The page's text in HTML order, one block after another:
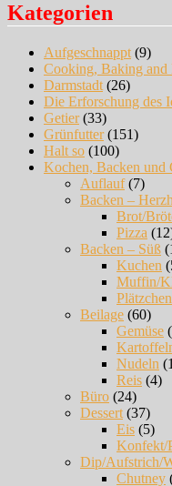
Kategorien
Aufgeschnappt (9)
Cooking, Baking and
Darmstadt (26)
Die Erforschung des
Getier(33)
Grünfutter(151)
Halt so (100)
Kochen, Backen und
Auflauf(7)
Backen –
Brot/
Pizza
Backen – Süß
Kuchen
Muffin/
Plätzchen
Beilage (60)
Gemüse
Nudeln
Reis (4)
Büro (24)
Dessert (37)
Eis (5)
Konfekt/
Dip/Aufstrich/
Chutney